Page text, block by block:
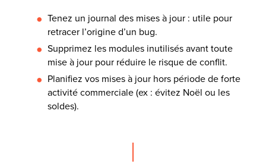
Tenez un journal des mises à jour : utile pour
retracer l’origine d’un bug.
Supprimez les modules inutilisés avant toute
mise à jour pour réduire le risque de conflit.
Planifiez vos mises à jour hors période de forte
activité commerciale (ex : évitez Noël ou les
soldes).